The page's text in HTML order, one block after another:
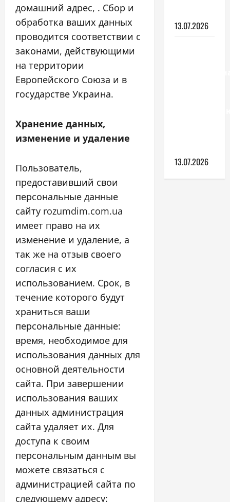
домашний адрес, . Сбор и
обработка ваших данных
проводится соответствии с
законами, действующими
на территории
Европейского Союза и в
государстве Украина.
Хранение данных,
изменение и удаление
Пользователь,
предоставивший свои
персональные данные
сайту rozumdim.com.ua
имеет право на их
изменение и удаление, а
так же на отзыв своего
согласия с их
использованием. Срок, в
течение которого будут
храниться ваши
персональные данные:
время, необходимое для
использования данных для
основной деятельности
сайта. При завершении
использования ваших
данных администрация
сайта удаляет их. Для
доступа к своим
персональным данным вы
можете связаться с
администрацией сайта по
следующему адресу:
13.07.2026
13.07.2026